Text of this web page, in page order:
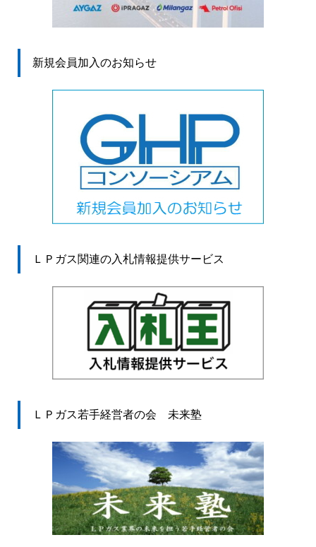
新規会員加入のお知らせ
ＬＰガス関連の入札情報提供サービス
ＬＰガス若手経営者の会 未来塾